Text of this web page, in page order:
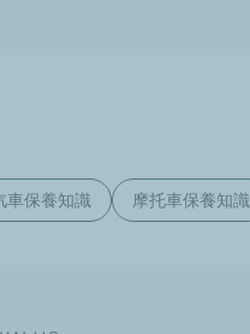
車保養知識 摩托車保養知識